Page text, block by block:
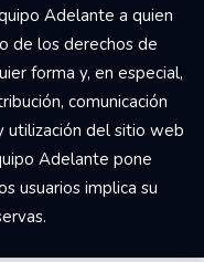
Adelante a quien
de los derechos de
forma y, en especial,
comunicación
utilización del sitio web
Adelante pone
usuarios implica su